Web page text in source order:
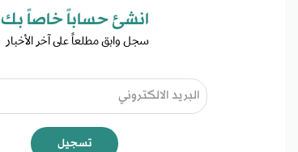
انشئ حساباً خاصاً بك​
سجل وابق مطلعاً على آخر الأخبار ​
تسجيل